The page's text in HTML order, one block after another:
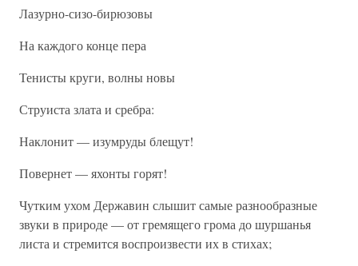
Лазурно-сизо-бирюзовы
На каждого конце пера
Тенисты круги, волны новы
Струиста злата и сребра:
Наклонит — изумруды блещут!
Повернет — яхонты горят!
Чутким ухом Державин слышит самые разнообразные
звуки в природе — от гремящего грома до шуршанья
листа и стремится воспроизвести их в стихах;